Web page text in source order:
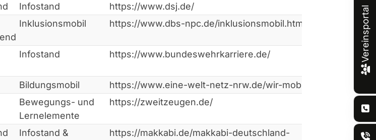
Infostand
https://www.dsj.de/
Inklusionsmobil https://www.dbs-npc.de/inklusionsmobil.html
Infostand https://www.bundeswehrkarriere.de/
Bildungsmobil
https://www.eine-welt-netz-nrw.de/wir-mobil/
Bewegungs- und
Lernelemente
https://zweitzeugen.de/
Infostand &
https://makkabi.de/makkabi-deutschland-
Vereinsportal